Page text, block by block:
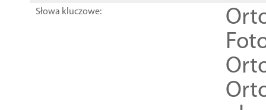
Słowa kluczowe: